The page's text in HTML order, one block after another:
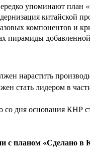
упоминают план
китайской
компонентов и
пирамиды
нарастить
стать лидером в
дня основания КНР
с планом «Сделано в